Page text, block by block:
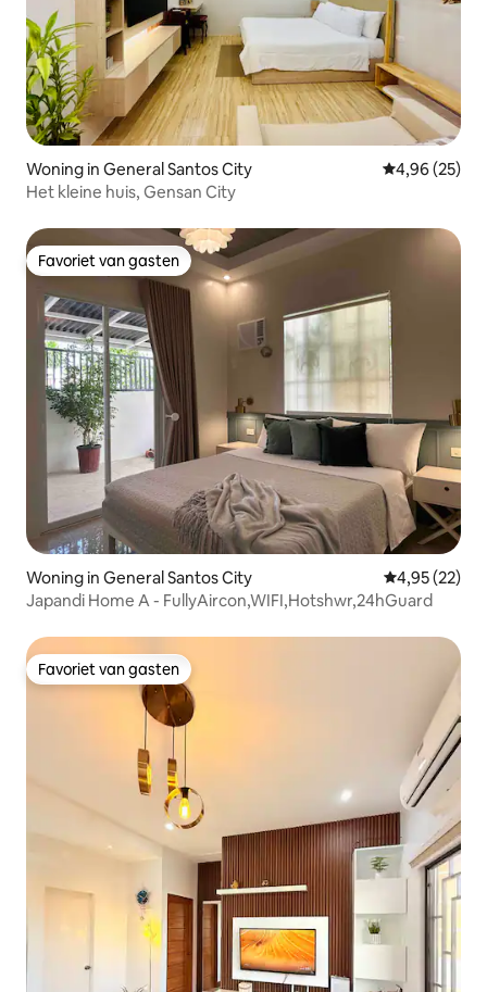
Woning in General Santos City Gemiddelde
4,96 (25)
Het kleine huis, Gensan City
Favoriet van gasten
Favoriet van gasten
Woning in General Santos City Gemiddelde
4,95 (22)
Japandi Home A - FullyAircon,WIFI,Hotshwr,24hGuard
Favoriet van gasten
Favoriet van gasten